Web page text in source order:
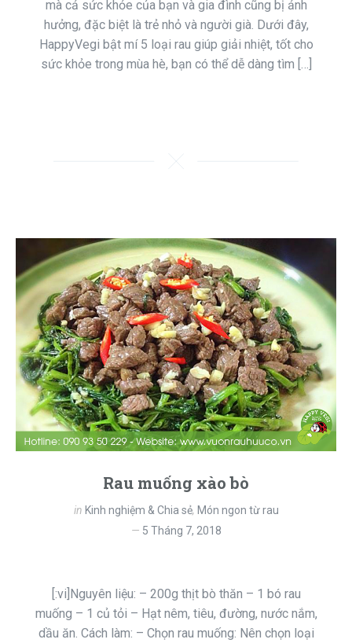
mà cả sức khỏe của bạn và gia đình cũng bị ảnh
hưởng, đặc biệt là trẻ nhỏ và người già. Dưới đây,
HappyVegi bật mí 5 loại rau giúp giải nhiệt, tốt cho
sức khỏe trong mùa hè, bạn có thể dễ dàng tìm […]
Rau muống xào bò
in Kinh nghiệm & Chia sẻ, Món ngon từ rau
5 Tháng 7, 2018
[:vi]Nguyên liệu: – 200g thịt bò thăn – 1 bó rau
muống – 1 củ tỏi – Hạt nêm, tiêu, đường, nước nắm,
dầu ăn. Cách làm: – Chọn rau muống: Nên chọn loại